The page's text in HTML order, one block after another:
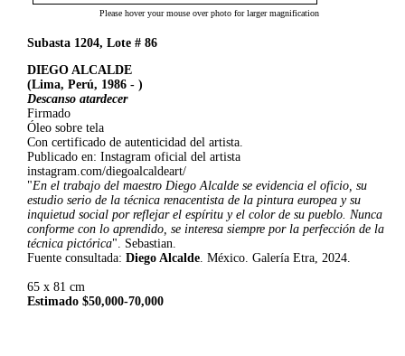
Please hover your mouse over photo for larger magnification
Subasta 1204, Lote # 86
DIEGO ALCALDE
(Lima, Perú, 1986 - )
Descanso atardecer
Firmado
Óleo sobre tela
Con certificado de autenticidad del artista.
Publicado en: Instagram oficial del artista
instagram.com/diegoalcaldeart/
"En el trabajo del maestro Diego Alcalde se evidencia el oficio, su
estudio serio de la técnica renacentista de la pintura europea y su
inquietud social por reflejar el espíritu y el color de su pueblo. Nunca
conforme con lo aprendido, se interesa siempre por la perfección de la
técnica pictórica". Sebastian.
Fuente consultada:Diego Alcalde. México. Galería Etra, 2024.
65 x 81 cm
Estimado $50,000-70,000